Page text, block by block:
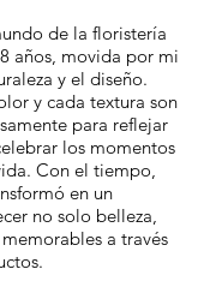
de la floristería
años, movida por mi
y el diseño.
y cada textura son
para reflejar
los momentos
Con el tiempo,
en un
no solo belleza,
a través